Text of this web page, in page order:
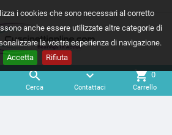
i cookies che sono necessari al corretto
anche essere utilizzate altre categorie di
la vostra esperienza di navigazione.
Accetta
Rifiuta

Cerca
expand_more
Contattaci
shopping_cart 0
Carrello